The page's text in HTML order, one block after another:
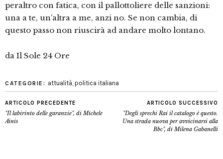
peraltro con fatica, con il pallottoliere delle sanzioni:
una a te, un’altra a me, anzi no. Se non cambia, di
questo passo non riuscirà ad andare molto lontano.
da Il Sole 24 Ore
CATEGORIE: attualità, politica italiana
ARTICOLO PRECEDENTE
"Il labirinto delle garanzie", di Michele
Ainis
ARTICOLO SUCCESSIVO
"Degli sprechi Rai il catalogo è questo.
Una strada nuova per avvicinarsi alla
Bbc", di Milena Gabanelli